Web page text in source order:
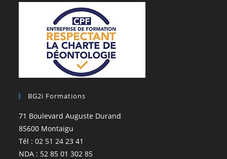
BG2i Formations
71 Boulevard Auguste Durand
85600 Montaigu
Tél : 02 51 24 23 41
NDA : 52 85 01 302 85